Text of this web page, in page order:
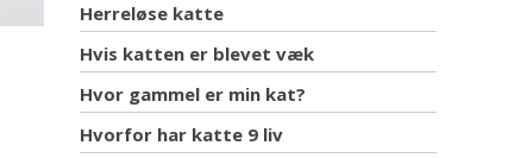
Herreløse katte
Hvis katten er blevet væk
Hvor gammel er min kat?
Hvorfor har katte 9 liv